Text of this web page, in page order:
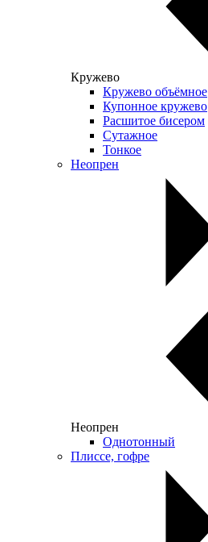
Кружево
Кружево объёмное
Купонное кружево
Расшитое бисером
Сутажное
Тонкое
Неопрен
Неопрен
Однотонный
Плиссе, гофре